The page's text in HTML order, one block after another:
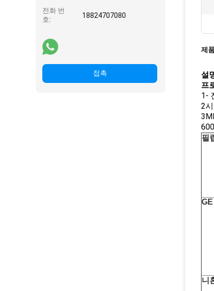
전화 번
호:
18824707080
접촉
제
설
프
1-
2
필
GE
니